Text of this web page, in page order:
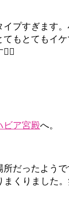
プすぎます
もとてもイ
ビア宮殿へ。
所だったよう
まくりました